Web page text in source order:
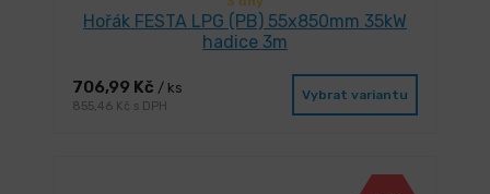
Hořák FESTA LPG (PB) 55x850mm 35kW
hadice 3m
706,99 Kč / ks
855,46 Kč s DPH
Vybrat variantu